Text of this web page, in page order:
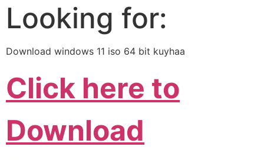
Looking for:
Download windows 11 iso 64 bit kuyhaa
Click here to
Download